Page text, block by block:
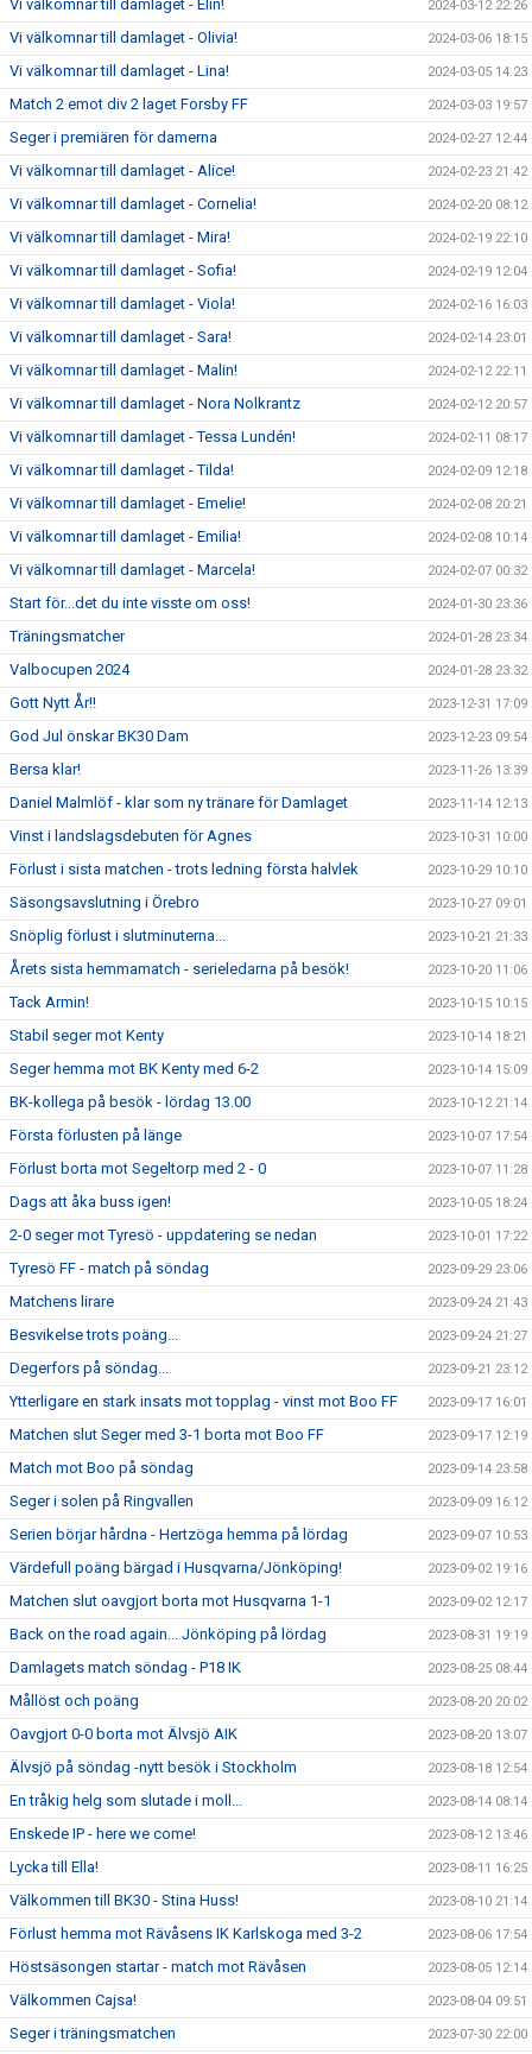
Vi välkomnar till damlaget - Elin! 2024-03-12 22:26
Vi välkomnar till damlaget - Olivia! 2024-03-06 18:15
Vi välkomnar till damlaget - Lina! 2024-03-05 14:23
Match 2 emot div 2 laget Forsby FF 2024-03-03 19:57
Seger i premiären för damerna 2024-02-27 12:44
Vi välkomnar till damlaget - Alice! 2024-02-23 21:42
Vi välkomnar till damlaget - Cornelia! 2024-02-20 08:12
Vi välkomnar till damlaget - Mira! 2024-02-19 22:10
Vi välkomnar till damlaget - Sofia! 2024-02-19 12:04
Vi välkomnar till damlaget - Viola! 2024-02-16 16:03
Vi välkomnar till damlaget - Sara! 2024-02-14 23:01
Vi välkomnar till damlaget - Malin! 2024-02-12 22:11
Vi välkomnar till damlaget - Nora Nolkrantz 2024-02-12 20:57
Vi välkomnar till damlaget - Tessa Lundén! 2024-02-11 08:17
Vi välkomnar till damlaget - Tilda! 2024-02-09 12:18
Vi välkomnar till damlaget - Emelie! 2024-02-08 20:21
Vi välkomnar till damlaget - Emilia! 2024-02-08 10:14
Vi välkomnar till damlaget - Marcela! 2024-02-07 00:32
Start för...det du inte visste om oss! 2024-01-30 23:36
Träningsmatcher 2024-01-28 23:34
Valbocupen 2024 2024-01-28 23:32
Gott Nytt År!! 2023-12-31 17:09
God Jul önskar BK30 Dam 2023-12-23 09:54
Bersa klar! 2023-11-26 13:39
Daniel Malmlöf - klar som ny tränare för Damlaget 2023-11-14 12:13
Vinst i landslagsdebuten för Agnes 2023-10-31 10:00
Förlust i sista matchen - trots ledning första halvlek 2023-10-29 10:10
Säsongsavslutning i Örebro 2023-10-27 09:01
Snöplig förlust i slutminuterna... 2023-10-21 21:33
Årets sista hemmamatch - serieledarna på besök! 2023-10-20 11:06
Tack Armin! 2023-10-15 10:15
Stabil seger mot Kenty 2023-10-14 18:21
Seger hemma mot BK Kenty med 6-2 2023-10-14 15:09
BK-kollega på besök - lördag 13.00 2023-10-12 21:14
Första förlusten på länge 2023-10-07 17:54
Förlust borta mot Segeltorp med 2 - 0 2023-10-07 11:28
Dags att åka buss igen! 2023-10-05 18:24
2-0 seger mot Tyresö - uppdatering se nedan 2023-10-01 17:22
Tyresö FF - match på söndag 2023-09-29 23:06
Matchens lirare 2023-09-24 21:43
Besvikelse trots poäng... 2023-09-24 21:27
Degerfors på söndag... 2023-09-21 23:12
Ytterligare en stark insats mot topplag - vinst mot Boo FF 2023-09-17 16:01
Matchen slut Seger med 3-1 borta mot Boo FF 2023-09-17 12:19
Match mot Boo på söndag 2023-09-14 23:58
Seger i solen på Ringvallen 2023-09-09 16:12
Serien börjar hårdna - Hertzöga hemma på lördag 2023-09-07 10:53
Värdefull poäng bärgad i Husqvarna/Jönköping! 2023-09-02 19:16
Matchen slut oavgjort borta mot Husqvarna 1-1 2023-09-02 12:17
Back on the road again... Jönköping på lördag 2023-08-31 19:19
Damlagets match söndag - P18 IK 2023-08-25 08:44
Mållöst och poäng 2023-08-20 20:02
Oavgjort 0-0 borta mot Älvsjö AIK 2023-08-20 13:07
Älvsjö på söndag -nytt besök i Stockholm 2023-08-18 12:54
En tråkig helg som slutade i moll... 2023-08-14 08:14
Enskede IP - here we come! 2023-08-12 13:46
Lycka till Ella! 2023-08-11 16:25
Välkommen till BK30 - Stina Huss! 2023-08-10 21:14
Förlust hemma mot Rävåsens IK Karlskoga med 3-2 2023-08-06 17:54
Höstsäsongen startar - match mot Rävåsen 2023-08-05 12:14
Välkommen Cajsa! 2023-08-04 09:51
Seger i träningsmatchen 2023-07-30 22:00